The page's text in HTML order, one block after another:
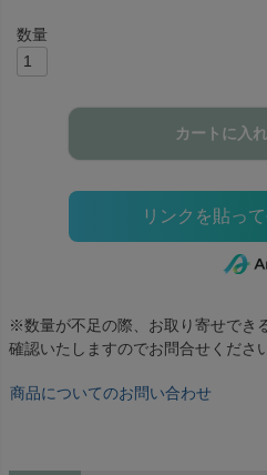
カートに入
※数量が不足の際、お取り寄せでき
確認いたしますのでお問合せください
商品についてのお問い合わせ